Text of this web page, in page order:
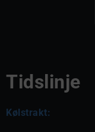
Tidslinje
Kølstrakt: